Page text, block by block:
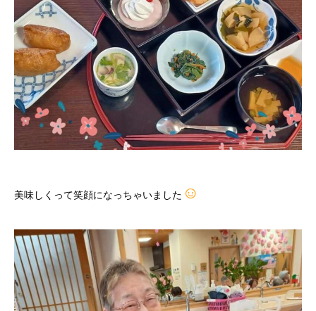
美味しくって笑顔になっちゃいました ☺